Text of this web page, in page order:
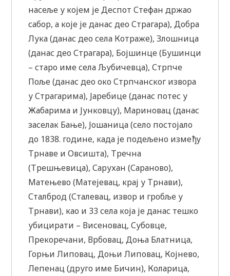
насеље у којем је Деспот Стефан држао
сабор, а које је данас део Страгара), Добра
Лука (данас део села Котраже), Злошница
(данас део Страгара), Бојшинце (Бушинци
– старо име села Љубичевца), Стрпче
Поље (данас део око Стрпчанског извора
у Страгарима), Јаребице (данас потес у
Жабарима и Јунковцу), Мариновац (данас
заселак Бање), Јошаница (село постојало
до 1838. године, када је подељено између
Трнаве и Овсишта), Тречна
(Трешњевица), Сарухан (Сараново),
Матењево (Матејевац, крај у Трнави),
Сталброд (Сталевац, извор и гробље у
Трнави), као и 33 села која је данас тешко
убицирати – Висеновац, Субовце,
Прекоречани, Врбовац, Доња Блатница,
Горњи Липовац, Доњи Липовац, Којнево,
Лепенац (друго име Бичин), Коларица,